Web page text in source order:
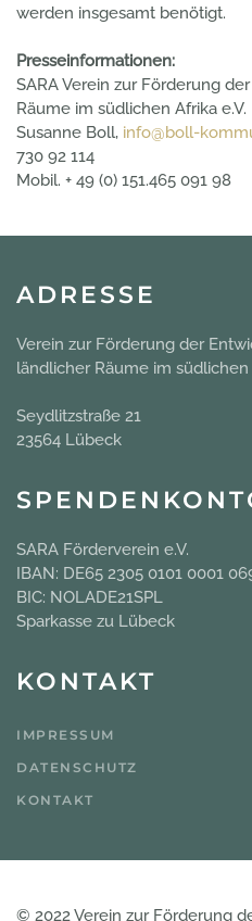
werden insgesamt benötigt.
Presseinformationen:
SARA Verein zur Förderung
Räume im südlichen Afrika e.V.
Susanne Boll, info@boll-
730 92 114
Mobil. + 49 (0) 151.465 091 98
ADRESSE
Verein zur Förderung der
ländlicher Räume im südlichen
Seydlitzstraße 21
23564 Lübeck
SARA Förderverein e.V.
IBAN: DE65 2305 0101 0001
BIC: NOLADE21SPL
Sparkasse zu Lübeck
KONTAKT
IMPRESSUM
DATENSCHUTZ
KONTAKT
© 2022 Verein zur Förderung